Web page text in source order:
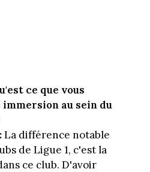
ce que vous
au sein du
La différence notable
de Ligue 1, c'est la
ce club. D'avoir